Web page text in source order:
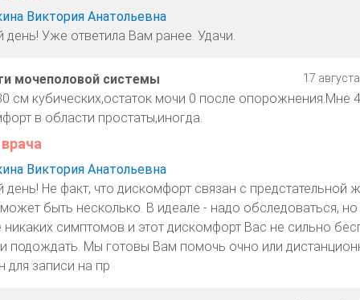
Виктория Анатольевна
Уже ответила Вам ранее. Удачи.
17
мочеполовой системы
см кубических,остаток мочи 0 после опорожнения.Мне
в области простаты,иногда.
Виктория Анатольевна
Не факт, что дискомфорт связан с предстательной
быть несколько. В идеале - надо обследоваться, но
симптомов и этот дискомфорт Вас не сильно
подождать. Мы готовы Вам помочь очно или
для записи на пр